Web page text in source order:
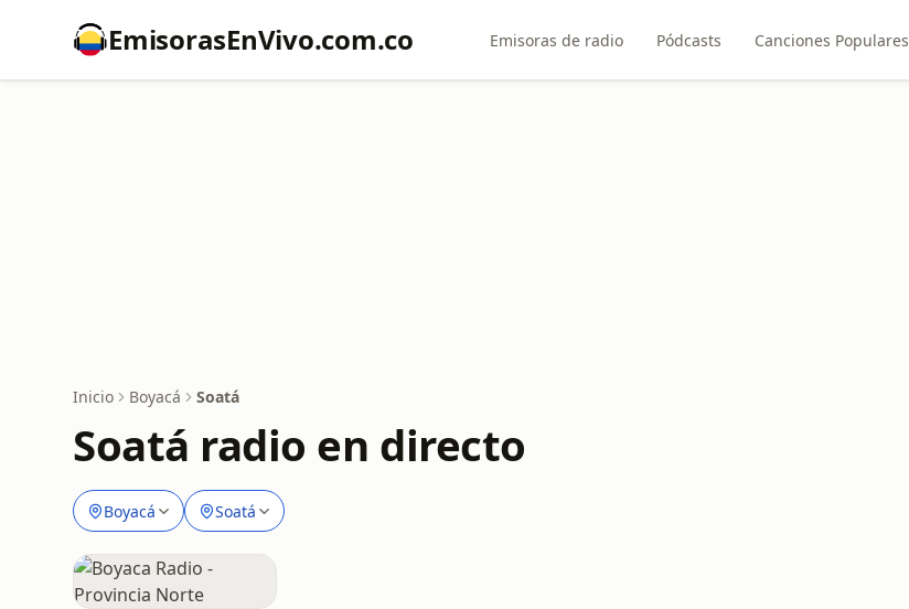
EmisorasEnVivo.com.co Emisoras de radio Pódcasts Canciones Populares
Inicio Boyacá Soatá
Soatá radio en directo
Boyacá Soatá